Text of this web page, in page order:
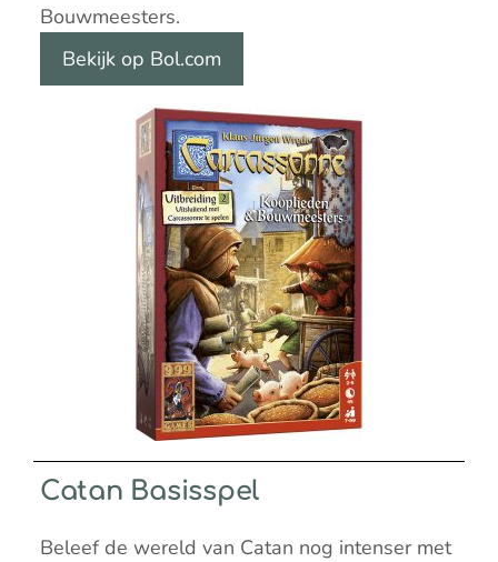
Bouwmeesters.
Bekijk op Bol.com
Catan Basisspel
Beleef de wereld van Catan nog intenser met